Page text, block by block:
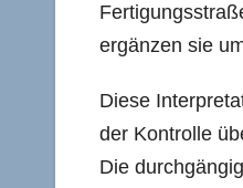
ergänzen sie
Diese
der Kontrolle
Die